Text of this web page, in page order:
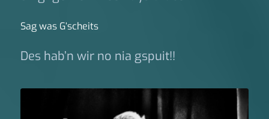
Sag was G‘scheits
Des hab’n wir no nia gspuit!!